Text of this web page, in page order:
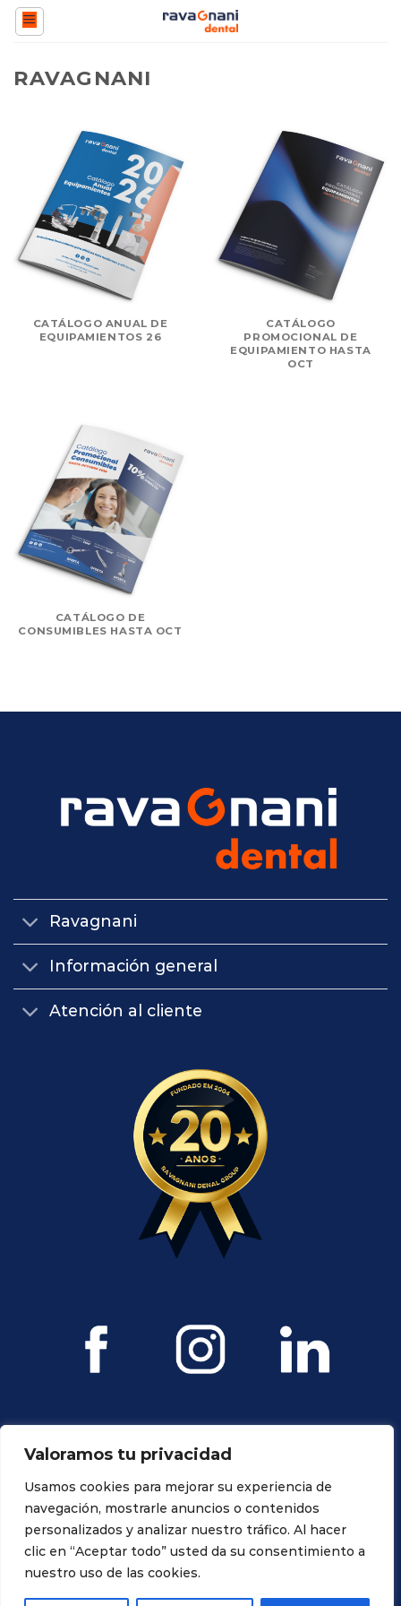
Valoramos tu privacidad
Usamos cookies para mejorar su experiencia de
navegación, mostrarle anuncios o contenidos
personalizados y analizar nuestro tráfico. Al hacer
clic en “Aceptar todo” usted da su consentimiento a
nuestro uso de las cookies.
Saltar
RAVAGNANI
CATÁLOGO ANUAL DE
EQUIPAMIENTOS 26
CATÁLOGO
PROMOCIONAL DE
EQUIPAMIENTO HASTA
OCT
CATÁLOGO DE
CONSUMIBLES HASTA OCT
Ravagnani
Información general
Atención al cliente
Todos los derechos reservados. Propiedad de Ravagnani Dental